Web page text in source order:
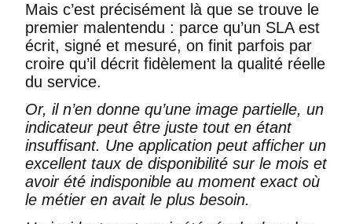
Mais c’est précisément là que se trouve le
premier malentendu : parce qu’un SLA est
écrit, signé et mesuré, on finit parfois par
croire qu’il décrit fidèlement la qualité réelle
du service.
Or, il n’en donne qu’une image partielle, un
indicateur peut être juste tout en étant
insuffisant. Une application peut afficher un
excellent taux de disponibilité sur le mois et
avoir été indisponible au moment exact où
le métier en avait le plus besoin.